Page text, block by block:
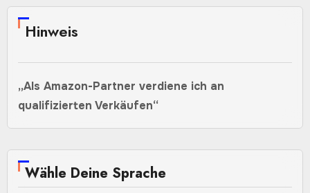
Hinweis
„Als Amazon-Partner verdiene ich an
qualifizierten Verkäufen“
Wähle Deine Sprache